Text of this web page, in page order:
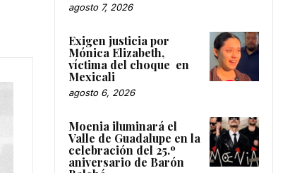
agosto 7, 2026
Exigen justicia por
Mónica Elizabeth,
víctima del choque en
Mexicali
agosto 6, 2026
Moenia iluminará el
Valle de Guadalupe en la
celebración del 25.º
aniversario de Barón